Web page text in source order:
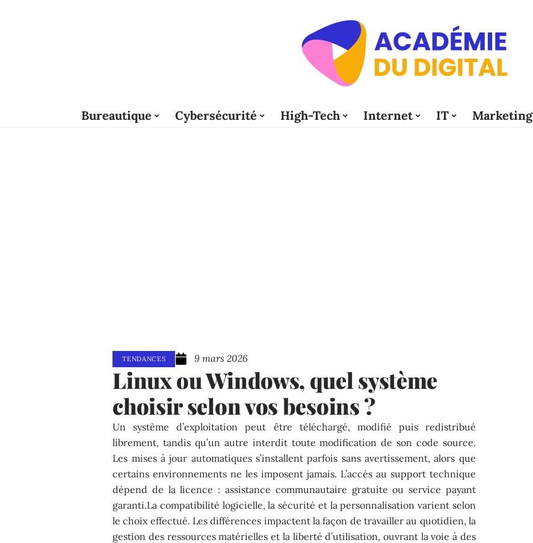
Bureautique Cybersécurité High-Tech Internet IT Marketing
TENDANCES 9 mars 2026
Linux ou Windows, quel système
choisir selon vos besoins ?
Un système d’exploitation peut être téléchargé, modifié puis redistribué
librement, tandis qu’un autre interdit toute modification de son code source.
Les mises à jour automatiques s’installent parfois sans avertissement, alors que
certains environnements ne les imposent jamais. L’accès au support technique
dépend de la licence : assistance communautaire gratuite ou service payant
garanti.La compatibilité logicielle, la sécurité et la personnalisation varient selon
le choix effectué. Les différences impactent la façon de travailler au quotidien, la
gestion des ressources matérielles et la liberté d’utilisation, ouvrant la voie à des